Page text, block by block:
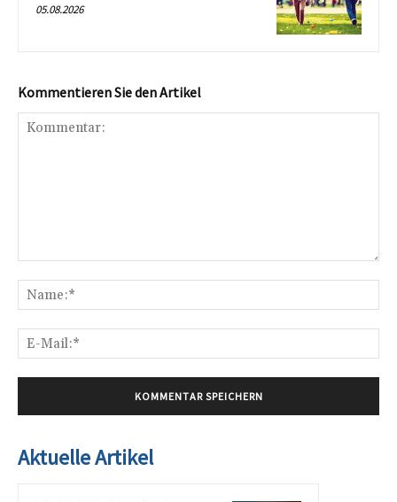
05.08.2026
Kommentieren Sie den Artikel
Aktuelle Artikel